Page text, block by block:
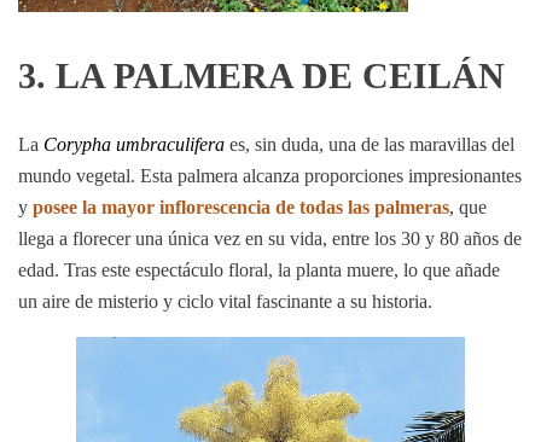
3. LA PALMERA DE CEILÁN
La Corypha umbraculifera es, sin duda, una de las maravillas del
mundo vegetal. Esta palmera alcanza proporciones impresionantes
y posee la mayor inflorescencia de todas las palmeras, que
llega a florecer una única vez en su vida, entre los 30 y 80 años de
edad. Tras este espectáculo floral, la planta muere, lo que añade
un aire de misterio y ciclo vital fascinante a su historia.